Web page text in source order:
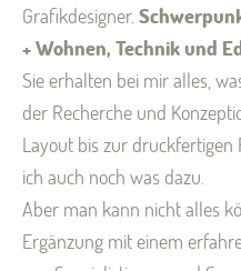
Grafikdesigner.
+ Wohnen, Technik und
Sie erhalten bei mir alles,
der Recherche und
Layout bis zur druckfertigen
ich auch noch was dazu.
Aber man kann nicht alles
Ergänzung mit einem